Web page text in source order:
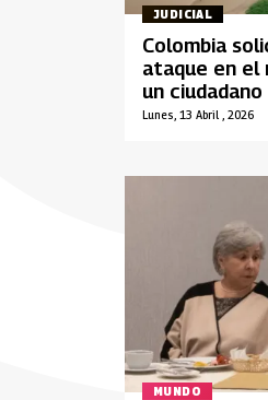
JUDICIAL
Lunes, 13 Abril , 2026
Colombia
ataque en el
un
MUNDO